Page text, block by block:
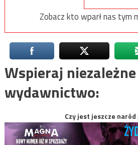
Zobacz kto wparł nas tym
Wspieraj niezależne
wydawnictwo:
Czy jest jeszcze naród